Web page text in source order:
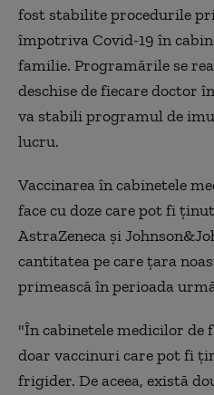
fost stabilite procedurile
împotriva Covid-19 în
familie. Programările se
deschise de fiecare doctor
va stabili programul de
lucru.
Vaccinarea în cabinetele
face cu doze care pot fi
AstraZeneca și
cantitatea pe care țara
primească în perioada
"În cabinetele medicilor de
doar vaccinuri care pot fi
frigider. De aceea, există